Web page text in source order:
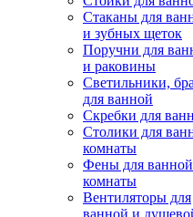
Стаканы для
и зубных щеток
Поручни для
и раковины
Светильники, бра
для ванной
Скребки для
Столики для
комнаты
Фены для ванной
комнаты
Вентиляторы для
ванной и